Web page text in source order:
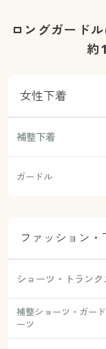
ロングガード
約
女性下着
補整下着
ガードル
ファッション・
ショーツ・トランク
補整ショーツ・ガー
ーツ